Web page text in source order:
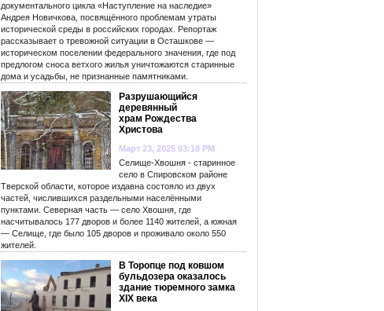
документального цикла «Наступление на наследие»
Андрея Новичкова, посвящённого проблемам утраты
исторической среды в российских городах. Репортаж
рассказывает о тревожной ситуации в Осташкове —
историческом поселении федерального значения, где под
предлогом сноса ветхого жилья уничтожаются старинные
дома и усадьбы, не признанные памятниками.
Разрушающийся
деревянный
храм Рождества
Христова
Март 23, 2025 03:18 PM
Селище-Хвошня - старинное
село в Спировском районе
Тверской области, которое издавна состояло из двух
частей, числившихся раздельными населёнными
пунктами. Северная часть — село Хвошня, где
насчитывалось 177 дворов и более 1140 жителей, а южная
— Селище, где было 105 дворов и проживало около 550
жителей.
В Торопце под ковшом
бульдозера оказалось
здание тюремного замка
XIX века